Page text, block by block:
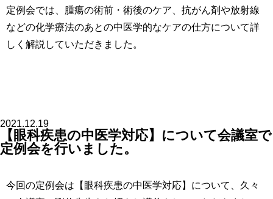
定例会では、腫瘍の術前・術後のケア、抗がん剤や放射線
などの化学療法のあとの中医学的なケアの仕方について詳
しく解説していただきました。
2021.12.19
【眼科疾患の中医学対応】について会議室で
定例会を行いました。
今回の定例会は【眼科疾患の中医学対応】について、久々